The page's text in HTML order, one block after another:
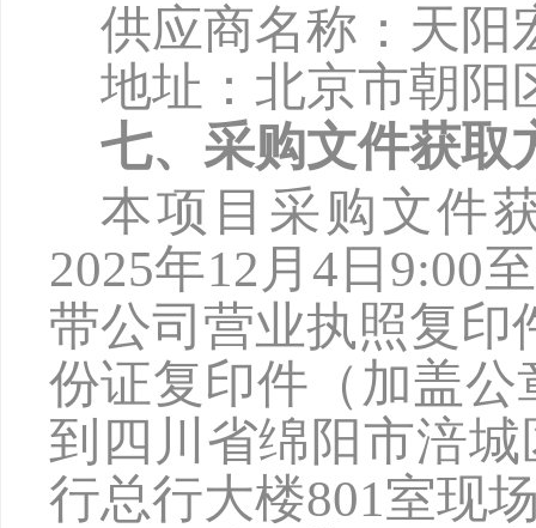
供应商名称：天阳
地址：北京市朝阳
七、采购文件获取
本项目采购文件
2025年12 月 4 日 9:00
带公司营业执照复印
份证复印件（加盖
到四川省绵阳市涪
行总行大楼801室现